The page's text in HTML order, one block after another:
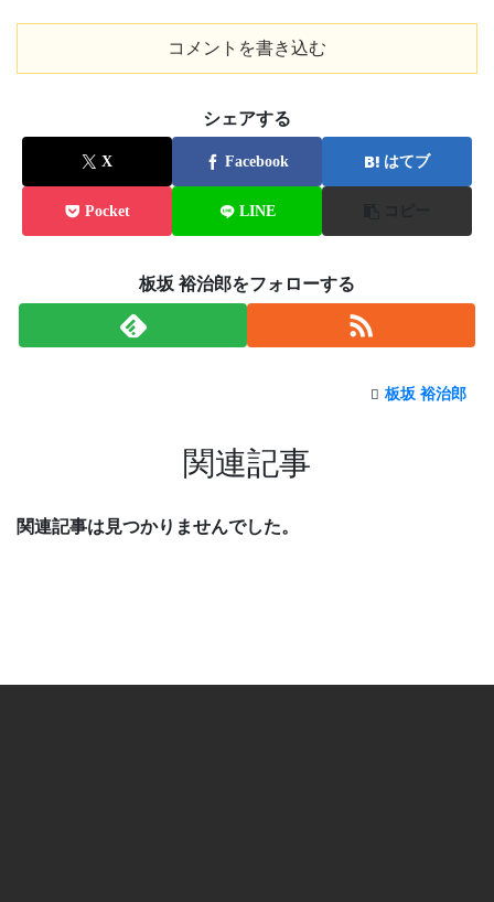
コメントを書き込む
シェアする
X Facebook はてブ
Pocket LINE
板坂 裕治郎をフォローする
板坂 裕治郎
関連記事
関連記事は見つかりませんでした。